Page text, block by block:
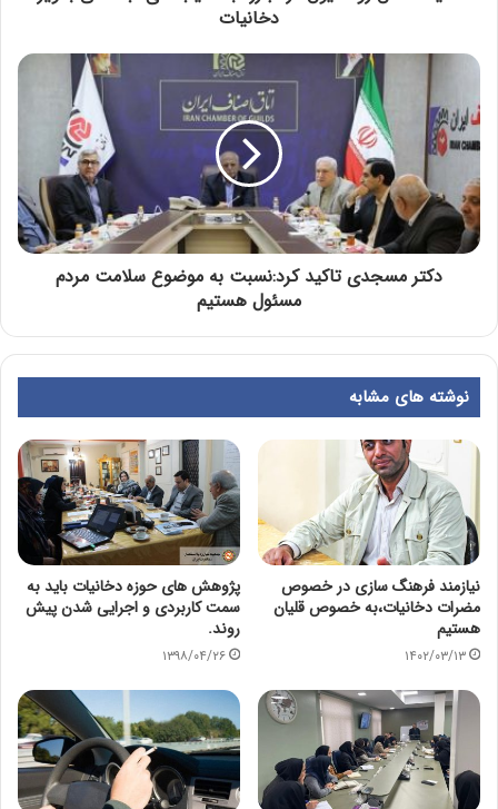
دخانیات
دکتر مسجدی تاکید کرد:نسبت به موضوع سلامت مردم
مسئول هستیم
نوشته های مشابه
نیازمند فرهنگ سازی در خصوص
مضرات دخانیات،به خصوص قلیان
هستیم
۱۴۰۲/۰۳/۱۳
پژوهش های حوزه دخانیات باید به
سمت کاربردی و اجرایی شدن پیش
روند.
۱۳۹۸/۰۴/۲۶